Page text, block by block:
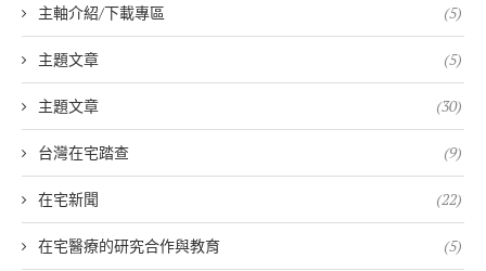
主軸介紹/下載專區 (5)
主題文章 (5)
主題文章 (30)
台灣在宅踏查 (9)
在宅新聞 (22)
在宅醫療的研究合作與教育 (5)